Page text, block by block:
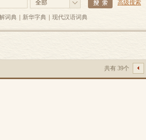
全部 高级搜索
词典 新华字典 现代汉语词典
共有 39个